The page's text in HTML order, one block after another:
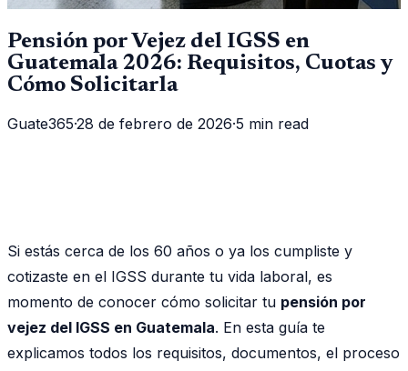
Pensión por Vejez del IGSS en
Guatemala 2026: Requisitos, Cuotas y
Cómo Solicitarla
Guate365·28 de febrero de 2026·5 min read
Si estás cerca de los 60 años o ya los cumpliste y
cotizaste en el IGSS durante tu vida laboral, es
momento de conocer cómo solicitar tu pensión por
vejez del IGSS en Guatemala. En esta guía te
explicamos todos los requisitos, documentos, el proceso